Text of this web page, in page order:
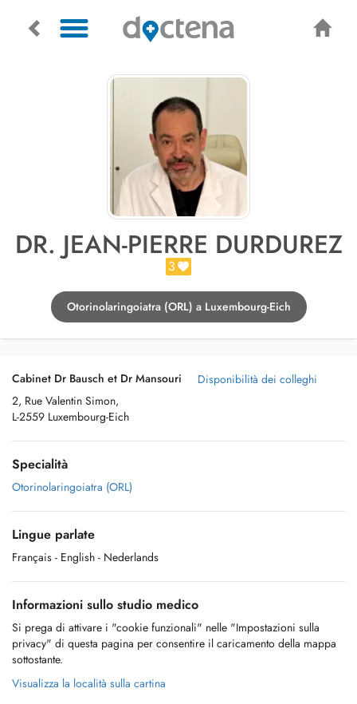
DR. JEAN-PIERRE DURDUREZ
3
Otorinolaringoiatra (ORL) a Luxembourg-Eich
Cabinet Dr Bausch et Dr Mansouri
2, Rue Valentin Simon,
L-2559 Luxembourg-Eich
Disponibilità dei colleghi
Specialità
Otorinolaringoiatra (ORL)
Lingue parlate
Français - English - Nederlands
Informazioni sullo studio medico
Si prega di attivare i "cookie funzionali" nelle "Impostazioni sulla
privacy" di questa pagina per consentire il caricamento della mappa
sottostante.
Visualizza la località sulla cartina